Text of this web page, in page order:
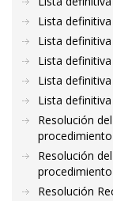
Lista
Lista
Lista
Lista
Lista
Resolución
Resolución
Resolución